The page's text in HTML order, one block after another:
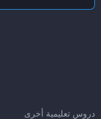
دروس تعليمية أخرى